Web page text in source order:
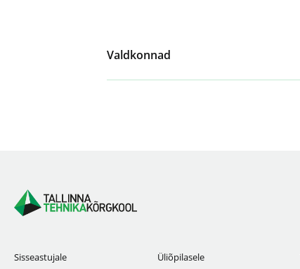
Valdkonnad
Sisseastujale
Üliõpilasele